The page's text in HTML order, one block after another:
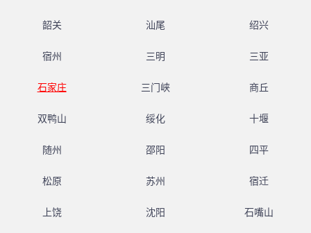
韶关 汕尾 绍兴
宿州 三明 三亚
石家庄 三门峡 商丘
双鸭山 绥化 十堰
随州 邵阳 四平
松原 苏州 宿迁
上饶 沈阳 石嘴山